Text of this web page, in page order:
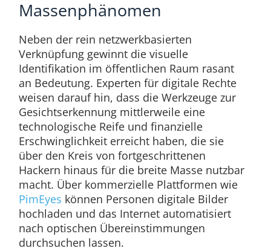
Massenphänomen
Neben der rein netzwerkbasierten
Verknüpfung gewinnt die visuelle
Identifikation im öffentlichen Raum rasant
an Bedeutung. Experten für digitale Rechte
weisen darauf hin, dass die Werkzeuge zur
Gesichtserkennung mittlerweile eine
technologische Reife und finanzielle
Erschwinglichkeit erreicht haben, die sie
über den Kreis von fortgeschrittenen
Hackern hinaus für die breite Masse nutzbar
macht. Über kommerzielle Plattformen wie
PimEyes können Personen digitale Bilder
hochladen und das Internet automatisiert
nach optischen Übereinstimmungen
durchsuchen lassen.